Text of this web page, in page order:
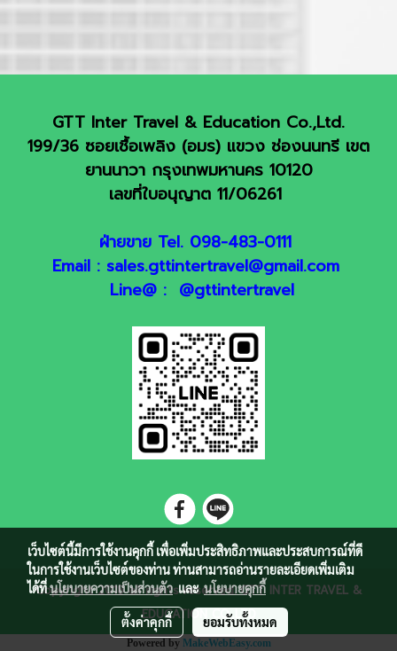
GTT Inter Travel & Education Co.,Ltd.
199/36 ซอยเชื้อเพลิง (อมร) แขวง ช่องนนทรี เขต
ยานนาวา กรุงเทพมหานคร 10120
เลขที่ใบอนุญาต 11/06261
ฝ่ายขาย Tel. 098-483-0111
Email : sales.gttintertravel@gmail.com
Line@ : @gttintertravel
Copyright 2018 all rights reserved. GTT INTER TRAVEL &
EDUCATION CO.,LTD
Powered by MakeWebEasy.com
เว็บไซต์นี้มีการใช้งานคุกกี้ เพื่อเพิ่มประสิทธิภาพและประสบการณ์ที่ดี
ในการใช้งานเว็บไซต์ของท่าน ท่านสามารถอ่านรายละเอียดเพิ่มเติม
ได้ที่นโยบายความเป็นส่วนตัวและนโยบายคุกกี้
ตั้งค่าคุกกี้ ยอมรับทั้งหมด